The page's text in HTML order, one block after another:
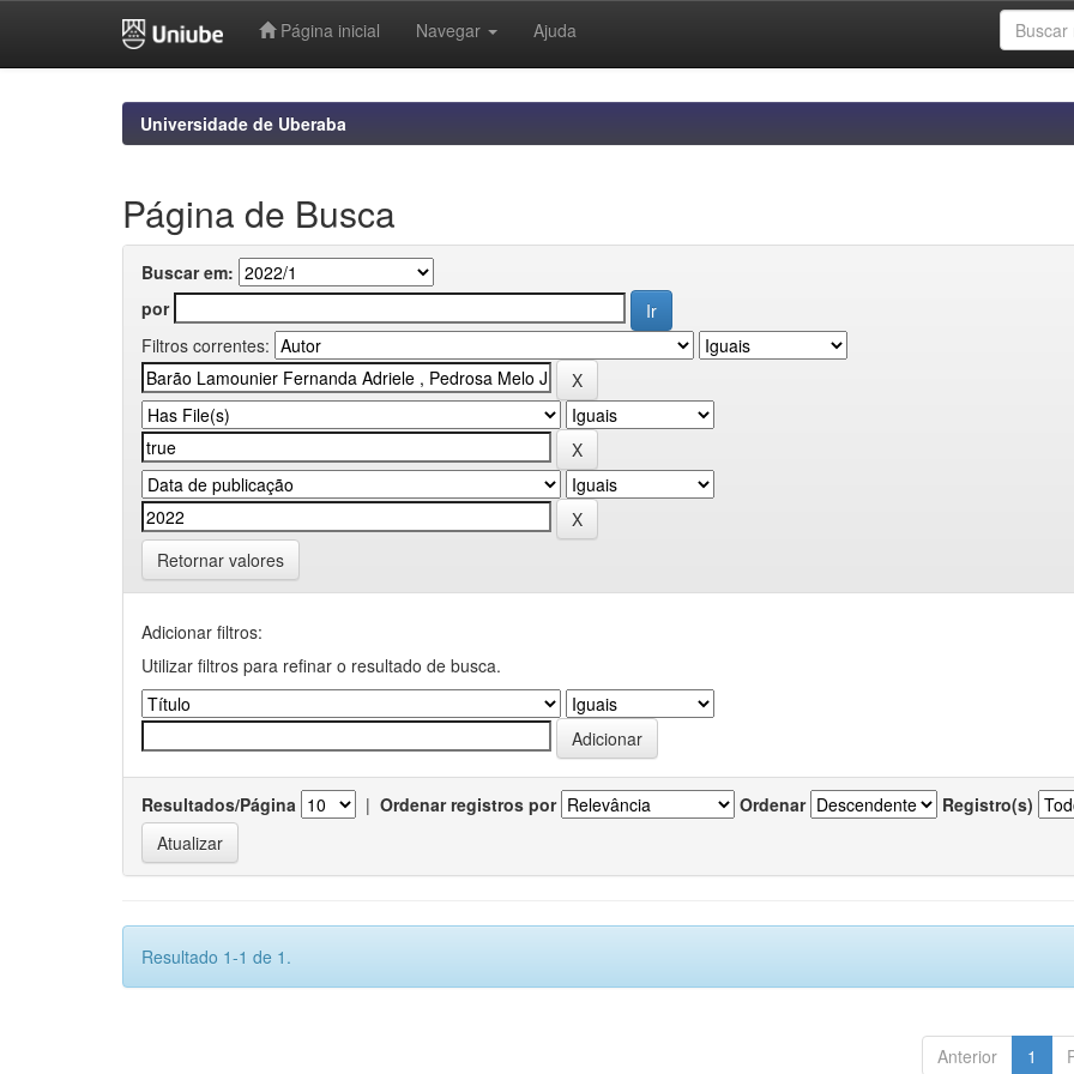
Página inicial Navegar Ajuda
Universidade de Uberaba
Página de Busca
Buscar em:
por
Filtros correntes:
Retornar valores
Adicionar filtros:
Utilizar filtros para refinar o resultado de busca.
Resultados/Página | Ordenar registros por Ordenar Registro(s)
Resultado 1-1 de 1.
Anterior 1